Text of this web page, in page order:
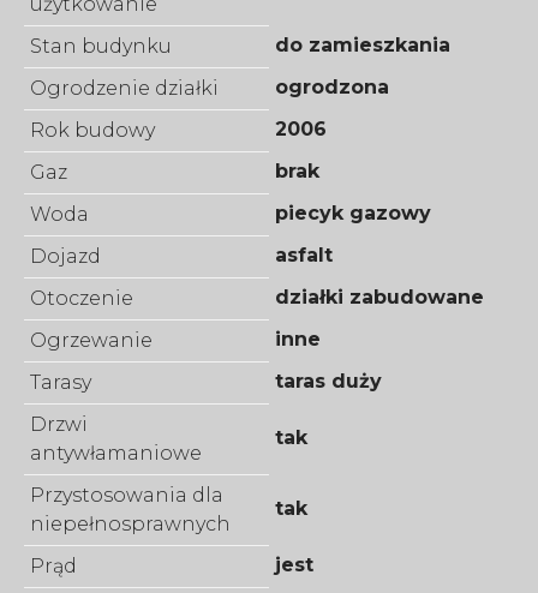
Stan budynku
do zamieszkania
Ogrodzenie działki
ogrodzona
Rok budowy
2006
Gaz
brak
Woda
piecyk gazowy
Dojazd
asfalt
Otoczenie
działki zabudowane
Ogrzewanie
inne
Tarasy
taras duży
Drzwi
antywłamaniowe
tak
Przystosowania dla
niepełnosprawnych
tak
Prąd jest